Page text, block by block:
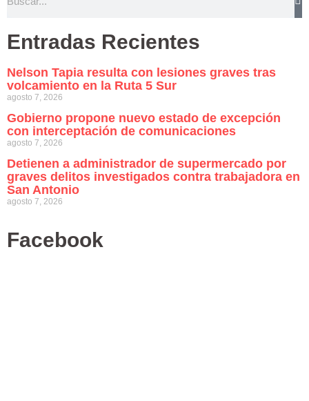
Entradas Recientes
Nelson Tapia resulta con lesiones graves tras
volcamiento en la Ruta 5 Sur
agosto 7, 2026
Gobierno propone nuevo estado de excepción
con interceptación de comunicaciones
agosto 7, 2026
Detienen a administrador de supermercado por
graves delitos investigados contra trabajadora en
San Antonio
agosto 7, 2026
Facebook